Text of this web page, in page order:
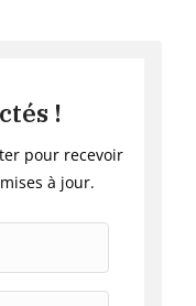
!
pour recevoir
à jour.